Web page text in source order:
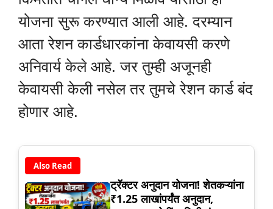
योजना सुरू करण्यात आली आहे. दरम्यान
आता रेशन कार्डधारकांना केवायसी करणे
अनिवार्य केले आहे. जर तुम्ही अजूनही
केवायसी केली नसेल तर तुमचे रेशन कार्ड बंद
होणार आहे.
Also Read
ट्रॅक्टर अनुदान योजना! शेतकऱ्यांना
₹1.25 लाखांपर्यंत अनुदान,